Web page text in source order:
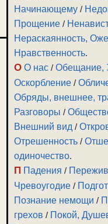
Начинающему /
Прощение /
Нераскаянность,
Нравственность.
О О нас /Обещание,
Оскорбление /
Обряды, внешнее,
Разговоры /
Внешний вид /
Отрешенность /
одиночество.
П Падения /
Чревоугодие /
Познание немощи /
грехов / Покой,